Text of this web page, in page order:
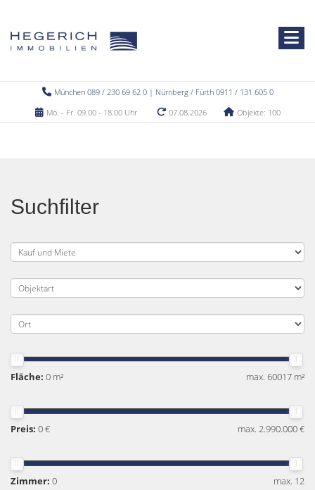
München 089 / 230 69 62 0 | Nürnberg / Fürth 0911 / 131 605 0
Mo. - Fr. 09.00 - 18.00 Uhr
07.08.2026 Objekte: 100
Suchfilter
Fläche: 0 m² max. 60017 m²
Preis: 0 € max. 2.990.000 €
Zimmer: 0 max. 12